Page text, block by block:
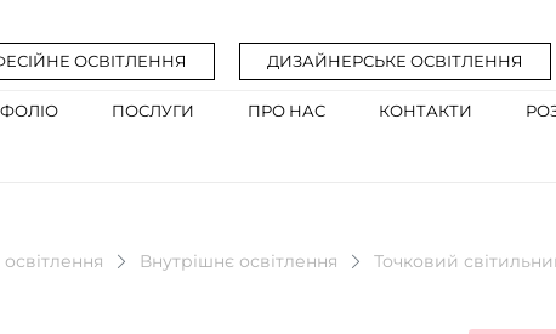
ОСВІТЛЕННЯ ДИЗАЙНЕРСЬКЕ ОСВІТЛЕННЯ
ПОСЛУГИ ПРО НАС КОНТАКТИ
Внутрішнє освітлення Точковий